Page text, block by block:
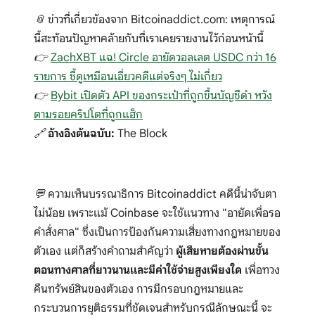
📎 ข่าวที่เกี่ยวข้องจาก Bitcoinaddict.com: เหตุการณ์
นี้สะท้อนปัญหาคล้ายกับที่เราเคยรายงานไว้ก่อนหน้านี้
👉ZachXBT แฉ! Circle อายัดวอลเลต USDC กว่า 16
รายการ ชี้ดูเหมือนเอี่ยวคดีแต่จริงๆ ไม่เกี่ยว
👉 Bybit เปิดตัว API ของกระเป๋าที่ถูกขึ้นบัญชีดำ หวัง
ตามรอยคริปโตที่ถูกแฮ็ก
🔗อ้างอิงต้นฉบับ: The Block
💬 ความเห็นบรรณาธิการ Bitcoinaddict คดีนี้น่าจับตา
ไม่น้อย เพราะแม้ Coinbase จะใช้แนวทาง "อายัดเพื่อรอ
คำสั่งศาล" ซึ่งเป็นการป้องกันความเสี่ยงทางกฎหมายของ
ตัวเอง แต่ก็สร้างคำถามสำคัญว่า ผู้เสียหายต้องผ่านขั้น
ตอนทางศาลที่ยาวนานและมีค่าใช้จ่ายสูงเพียงใด เพื่อทวง
คืนทรัพย์สินของตัวเอง การมีกรอบกฎหมายและ
กระบวนการยุติธรรมที่ชัดเจนสำหรับกรณีลักษณะนี้ จะ